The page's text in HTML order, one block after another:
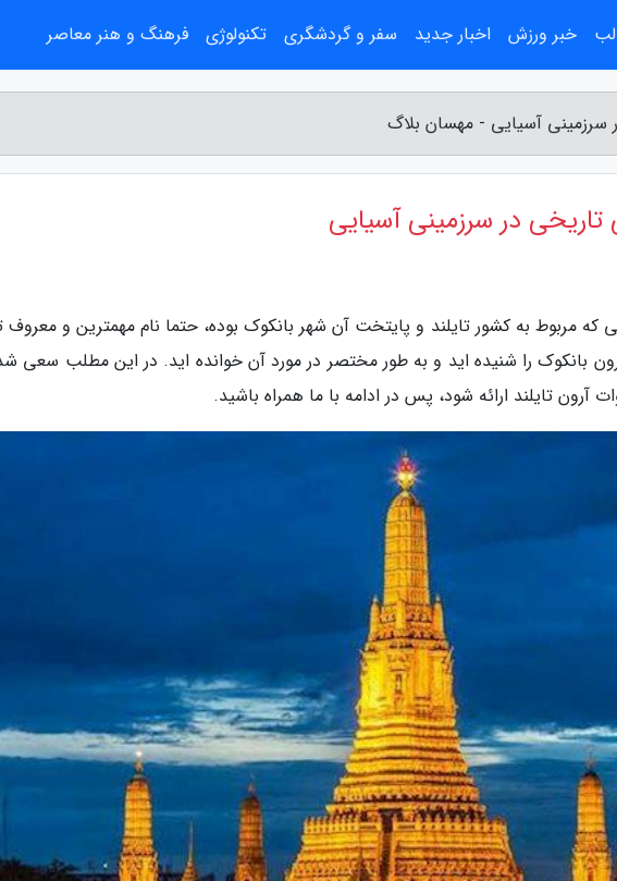
سرزمینی آسیایی - مهسان بلاگ
تاریخی در سرزمینی آسیایی
که مربوط به کشور تایلند و پایتخت آن شهر بانکوک بوده، حتما نام مهمترین و معروف
بانکوک را شنیده اید و به طور مختصر در مورد آن خوانده اید. در این مطلب سعی
آرون تایلند ارائه شود، پس در ادامه با ما همراه باشید.
خبر ورزش اخبار جدید سفر و گردشگری تکنولوژی فرهنگ و هنر معاصر